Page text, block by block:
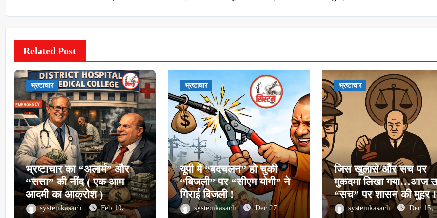
Related Post
भ्रष्टाचार
भ्रष्टाचार का “अलार्म” और
“सत्ता” की नींद ( एक आम
आदमी का आक्रोश )
systemkasach
Feb 10,
भ्रष्टाचार
यूपी में “बदचलन” हो चुकी
“बिजली” पर “सीएम योगी” ने
गिराई बिजली !
systemkasach
Dec 27,
भ्रष्टाचार
जिस खुलासे और सच पर
मुकदमा लिखा गया…आज
“सच” पर शासन की मुहर !
systemkasach
Dec 15,